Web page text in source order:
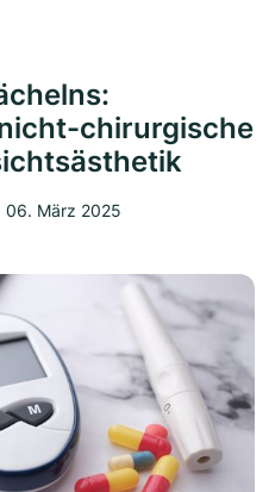
chirurgische
06. März 2025